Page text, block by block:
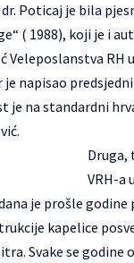
Poticaj je bila
( 1988), koji je i
Veleposlanstva RH
napisao
je na standardni
Druga,
VRH-a
je prošle godine
kapelice
Svake se godine